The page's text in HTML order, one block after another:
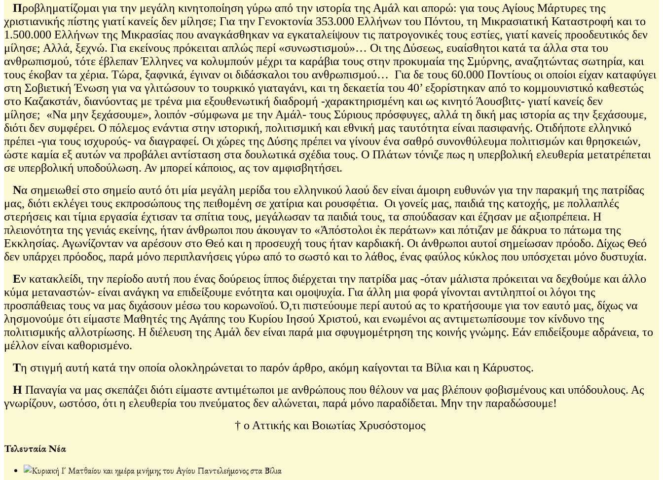
Προβληματίζομαι για την μεγάλη κινητοποίηση γύρω από την ιστορία της Αμάλ και απορώ: για τους Αγίους Μάρτυρες της
χριστιανικής πίστης γιατί κανείς δεν μίλησε; Για την Γενοκτονία 353.000 Ελλήνων του Πόντου, τη Μικρασιατική Καταστροφή και το
1.500.000 Ελλήνων της Μικρασίας που αναγκάσθηκαν να εγκαταλείψουν τις πατρογονικές τους εστίες, γιατί κανείς προοδευτικός δεν
μίλησε; Αλλά, ξεχνώ. Για εκείνους πρόκειται απλώς περί «συνωστισμού»… Οι της Δύσεως, ευαίσθητοι κατά τα άλλα στα του
ανθρωπισμού, τότε έβλεπαν Έλληνες να κολυμπούν μέχρι τα καράβια τους στην προκυμαία της Σμύρνης, αναζητώντας σωτηρία, και
τους έκοβαν τα χέρια. Τώρα, ξαφνικά, έγιναν οι διδάσκαλοι του ανθρωπισμού… Για δε τους 60.000 Ποντίους οι οποίοι είχαν καταφύγει
στη Σοβιετική Ένωση για να γλιτώσουν το τουρκικό γιαταγάνι, και τη δεκαετία του 40’ εξορίστηκαν από το κομμουνιστικό καθεστώς
στο Καζακστάν, διανύοντας με τρένα μια εξουθενωτική διαδρομή -χαρακτηρισμένη και ως κινητό Άουσβιτς- γιατί κανείς δεν
μίλησε; «Να μην ξεχάσουμε», λοιπόν -σύμφωνα με την Αμάλ- τους Σύριους πρόσφυγες, αλλά τη δική μας ιστορία ας την ξεχάσουμε,
διότι δεν συμφέρει. Ο πόλεμος ενάντια στην ιστορική, πολιτισμική και εθνική μας ταυτότητα είναι πασιφανής. Οτιδήποτε ελληνικό
πρέπει -για τους ισχυρούς- να διαγραφεί. Οι χώρες της Δύσης πρέπει να γίνουν ένα σαθρό συνονθύλευμα πολιτισμών και θρησκειών,
ώστε καμία εξ αυτών να προβάλει αντίσταση στα δουλωτικά σχέδια τους. Ο Πλάτων τόνιζε πως η υπερβολική ελευθερία μετατρέπεται
σε υπερβολική υποδούλωση. Αν μπορεί κάποιος, ας τον αμφισβητήσει.
Να σημειωθεί στο σημείο αυτό ότι μία μεγάλη μερίδα του ελληνικού λαού δεν είναι άμοιρη ευθυνών για την παρακμή της πατρίδας
μας, διότι εκλέγει τους εκπροσώπους της πειθομένη σε χατίρια και ρουσφέτια. Οι γονείς μας, παιδιά της κατοχής, με πολλαπλές
στερήσεις και τίμια εργασία έχτισαν τα σπίτια τους, μεγάλωσαν τα παιδιά τους, τα σπούδασαν και έζησαν με αξιοπρέπεια. Η
πλειονότητα της γενιάς εκείνης, ήταν άνθρωποι που άκουγαν το «Ἀπόστολοι ἐκ περάτων» και πότιζαν με δάκρυα το πάτωμα της
Εκκλησίας. Αγωνίζονταν να αρέσουν στο Θεό και η προσευχή τους ήταν καρδιακή. Οι άνθρωποι αυτοί σημείωσαν πρόοδο. Δίχως Θεό
δεν υπάρχει πρόοδος, παρά μόνο περιπλανήσεις γύρω από το σωστό και το λάθος, ένας φαύλος κύκλος που υπόσχεται μόνο δυστυχία.
Εν κατακλείδι, την περίοδο αυτή που ένας δούρειος ίππος διέρχεται την πατρίδα μας -όταν μάλιστα πρόκειται να δεχθούμε και άλλο
κύμα μεταναστών- είναι ανάγκη να επιδείξουμε ενότητα και ομοψυχία. Για άλλη μια φορά γίνονται αντιληπτοί οι λόγοι της
προσπάθειας τους να μας διχάσουν μέσω του κορωνοϊού. Ό,τι πιστεύουμε περί αυτού ας το κρατήσουμε για τον εαυτό μας, δίχως να
λησμονούμε ότι είμαστε Μαθητές της Αγάπης του Κυρίου Ιησού Χριστού, και ενωμένοι ας αντιμετωπίσουμε τον κίνδυνο της
πολιτισμικής αλλοτρίωσης. Η διέλευση της Αμάλ δεν είναι παρά μια σφυγμομέτρηση της κοινής γνώμης. Εάν επιδείξουμε αδράνεια, το
μέλλον είναι καθορισμένο.
Τη στιγμή αυτή κατά την οποία ολοκληρώνεται το παρόν άρθρο, ακόμη καίγονται τα Βίλια και η Κάρυστος.
Η Παναγία να μας σκεπάζει διότι είμαστε αντιμέτωποι με ανθρώπους που θέλουν να μας βλέπουν φοβισμένους και υπόδουλους. Ας
γνωρίζουν, ωστόσο, ότι η ελευθερία του πνεύματος δεν αλώνεται, παρά μόνο παραδίδεται. Μην την παραδώσουμε!
† ο Αττικής και Βοιωτίας Χρυσόστομος
Τελευταία Νέα